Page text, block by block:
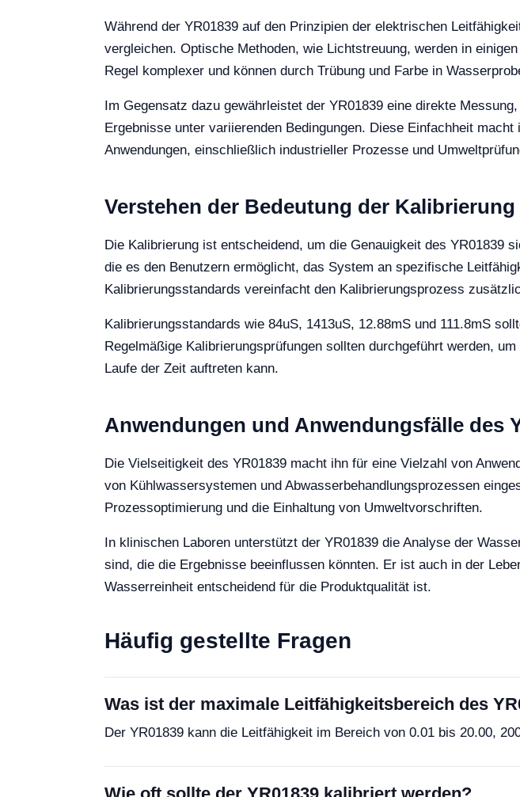
Während der YR01839 auf den Prinzipien der elektrischen
vergleichen. Optische Methoden, wie Lichtstreuung, werden in
Regel komplexer und können durch Trübung und Farbe in
Im Gegensatz dazu gewährleistet der YR01839 eine direkte
Ergebnisse unter variierenden Bedingungen. Diese Einfachheit
Anwendungen, einschließlich industrieller Prozesse und
Verstehen der Bedeutung der Kalibrierung
Die Kalibrierung ist entscheidend, um die Genauigkeit des YR01839
die es den Benutzern ermöglicht, das System an spezifische
Kalibrierungsstandards vereinfacht den Kalibrierungsprozess
Kalibrierungsstandards wie 84uS, 1413uS, 12.88mS und 111.8mS
Regelmäßige Kalibrierungsprüfungen sollten durchgeführt werden,
Laufe der Zeit auftreten kann.
Anwendungen und Anwendungsfälle des
Die Vielseitigkeit des YR01839 macht ihn für eine Vielzahl von
von Kühlwassersystemen und Abwasserbehandlungsprozessen
Prozessoptimierung und die Einhaltung von Umweltvorschriften.
In klinischen Laboren unterstützt der YR01839 die Analyse der
sind, die die Ergebnisse beeinflussen könnten. Er ist auch in der
Wasserreinheit entscheidend für die Produktqualität ist.
Häufig gestellte Fragen
Was ist der maximale Leitfähigkeitsbereich des
Der YR01839 kann die Leitfähigkeit im Bereich von 0.01 bis 20.00,